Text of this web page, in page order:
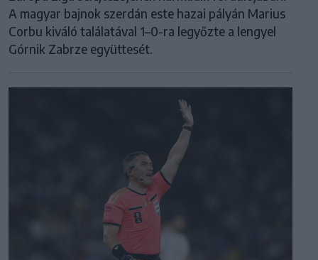
A magyar bajnok szerdán este hazai pályán Marius
Corbu kiváló találatával 1–0-ra legyőzte a lengyel
Górnik Zabrze együttesét.